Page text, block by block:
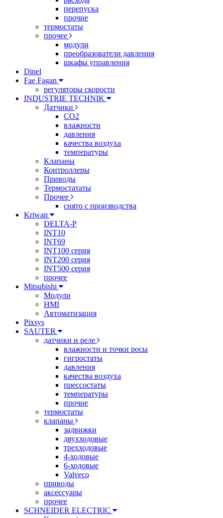
перепуска
прочие
термостаты
прочее
модули
преобразователи давления
шкафы управления
Dinel
Fae Fagan
регуляторы скорости
INDUSTRIE TECHNIK
Датчики
CO2
влажности
давления
качества воздуха
температуры
Клапаны
Контроллеры
Приводы
Термостататы
Прочее
снято с производства
Kriwan
DELTA-P
INT10
INT69
INT100 серия
INT200 серия
INT500 серия
прочее
Mitsubishi
Модули
HMI
Автоматизация
Pixsys
SAUTER
датчики и реле
влажности и точки росы
гигростаты
давления
качества воздуха
прессостаты
температуры
прочие
термостаты
клапаны
задвижки
двухходовые
трехходовые
4-ходовые
6-ходовые
Valveco
приводы
аксессуары
прочее
SCHNEIDER ELECTRIC